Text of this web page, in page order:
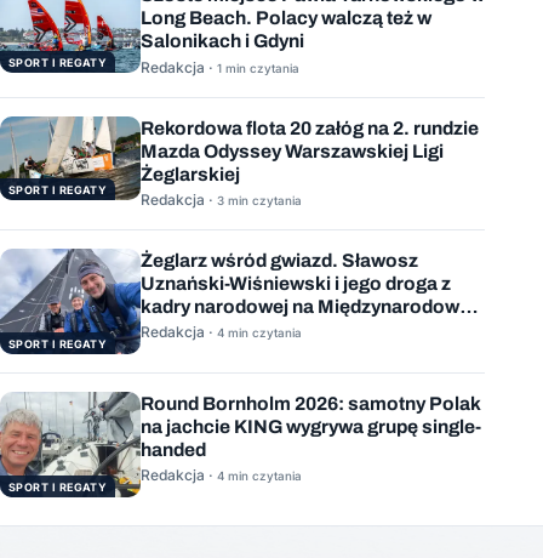
SPORT I REGATY
Long Beach. Polacy walczą też w
Salonikach i Gdyni
Redakcja · 1 min czytania
SPORT I REGATY
Rekordowa flota 20 załóg na 2. rundzie
Mazda Odyssey Warszawskiej Ligi
Żeglarskiej
Redakcja · 3 min czytania
SPORT I REGATY
Żeglarz wśród gwiazd. Sławosz
Uznański-Wiśniewski i jego droga z
kadry narodowej na Międzynarodową
Stację Kosmiczną
Redakcja · 4 min czytania
SPORT I REGATY
Round Bornholm 2026: samotny Polak
na jachcie KING wygrywa grupę single-
handed
Redakcja · 4 min czytania